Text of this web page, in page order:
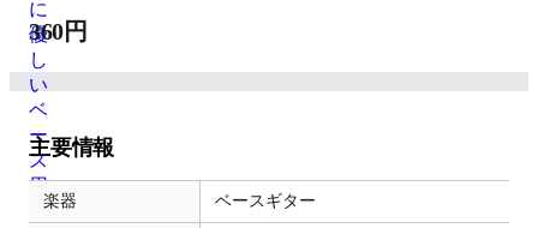
360円
主要情報
楽器 ベースギター